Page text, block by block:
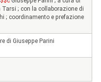
; con la collaborazione di
; coordinamento e prefazione
di Giuseppe Parini